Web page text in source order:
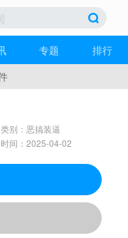
专题
排行
类别：恶搞装逼
时间：2025-04-02